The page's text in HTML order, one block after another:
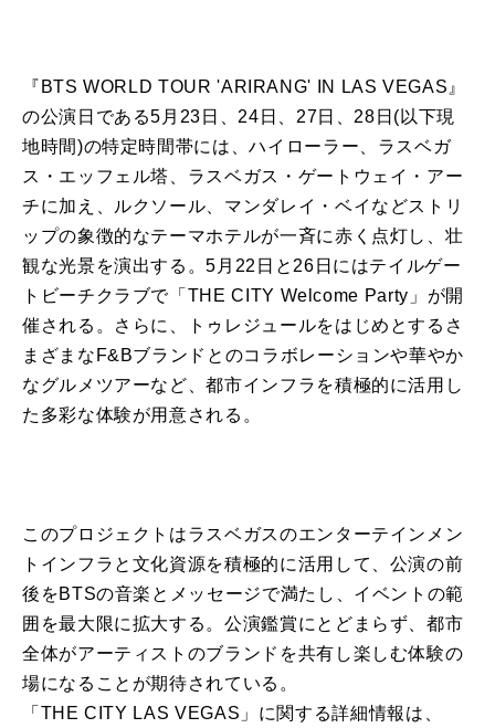
『 BTS WORLD TOUR 'ARIRANG' IN LAS VEGAS 』
の公演日である5月23日、24日、27日、28日(以下現
地時間)の特定時間帯に は、ハイローラー、ラスベガ
ス・エッフェル塔、ラスベガス・ゲートウェイ・アー
チに加え、ルクソール、マンダレイ・ベイなどストリ
ップの象徴的なテーマホテルが一斉に赤く点灯し、壮
観な光景を演出する。5月22日と26日 に はテイルゲー
トビーチクラブで「THE CITY Welcome Party」 が開
催される。さらに
、トゥレジュールをはじめとするさ
まざまなF&Bブランドと のコラボレーションや華やか
なグルメツアーなど、都市インフラを積極的に活用し
た多彩な体験が用意される。
こ のプロジェクトはラスベガスのエンターテインメン
トインフラと文化資源を積極的に活用して、公演の前
後をBTSの音楽とメッセージで満たし、イベント の範
囲を最大 限に拡大する。公演鑑賞に とどまらず、都市
全体がアーティスト のブランドを共有し楽しむ体験の
場になること が期待されている。
「THE CITY LAS VEGAS 」 に関する詳細情報は、